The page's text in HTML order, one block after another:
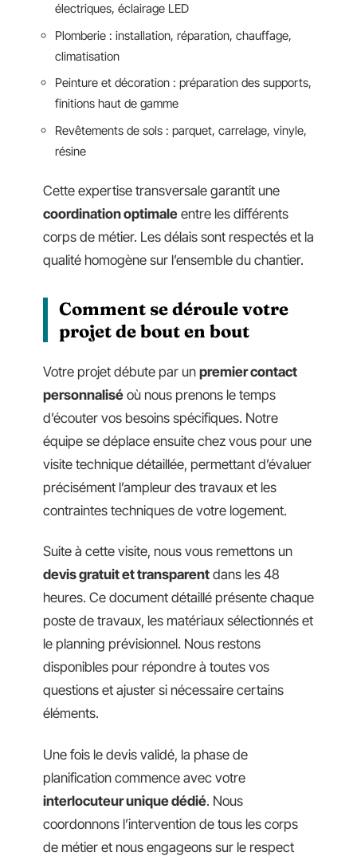
électriques, éclairage LED
Plomberie : installation, réparation, chauffage,
climatisation
Peinture et décoration : préparation des supports,
finitions haut de gamme
Revêtements de sols : parquet, carrelage, vinyle,
résine
Cette expertise transversale garantit une
coordination optimale entre les différents
corps de métier. Les délais sont respectés et la
qualité homogène sur l’ensemble du chantier.
Comment se déroule votre
projet de bout en bout
Votre projet débute par un premier contact
personnalisé où nous prenons le temps
d’écouter vos besoins spécifiques. Notre
équipe se déplace ensuite chez vous pour une
visite technique détaillée, permettant d’évaluer
précisément l’ampleur des travaux et les
contraintes techniques de votre logement.
Suite à cette visite, nous vous remettons un
devis gratuit et transparent dans les 48
heures. Ce document détaillé présente chaque
poste de travaux, les matériaux sélectionnés et
le planning prévisionnel. Nous restons
disponibles pour répondre à toutes vos
questions et ajuster si nécessaire certains
éléments.
Une fois le devis validé, la phase de
planification commence avec votre
interlocuteur unique dédié. Nous
coordonnons l’intervention de tous les corps
de métier et nous engageons sur le respect